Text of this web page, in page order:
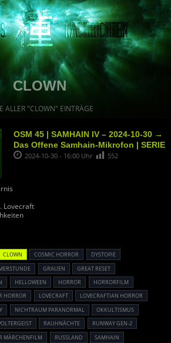
CLOWN
ALLER "CLOWN" EINTRÄGE
OSM 45 | SAMHAIN IV – 2024-10-30 →
Das Offene Samhain-Mikrofon | SERIE
2024-10-30 - 16:00 Uhr 552
Lovecraft
CLOWN COSMIC HORROR
DYSTOPIE
GRAUEN
GREAT RESET
HELLOWEEN HORROR
HORRORFILM
HORROR LOVECRAFT
LOVECRAFTIAN HORROR
NICHTRAUM PARANORMAL
OKKULTISMUS
RAUHNÄCHTE
RUNWAY GEN-2
MÄRCHENFILM RUSSLAND
SAMHAIN